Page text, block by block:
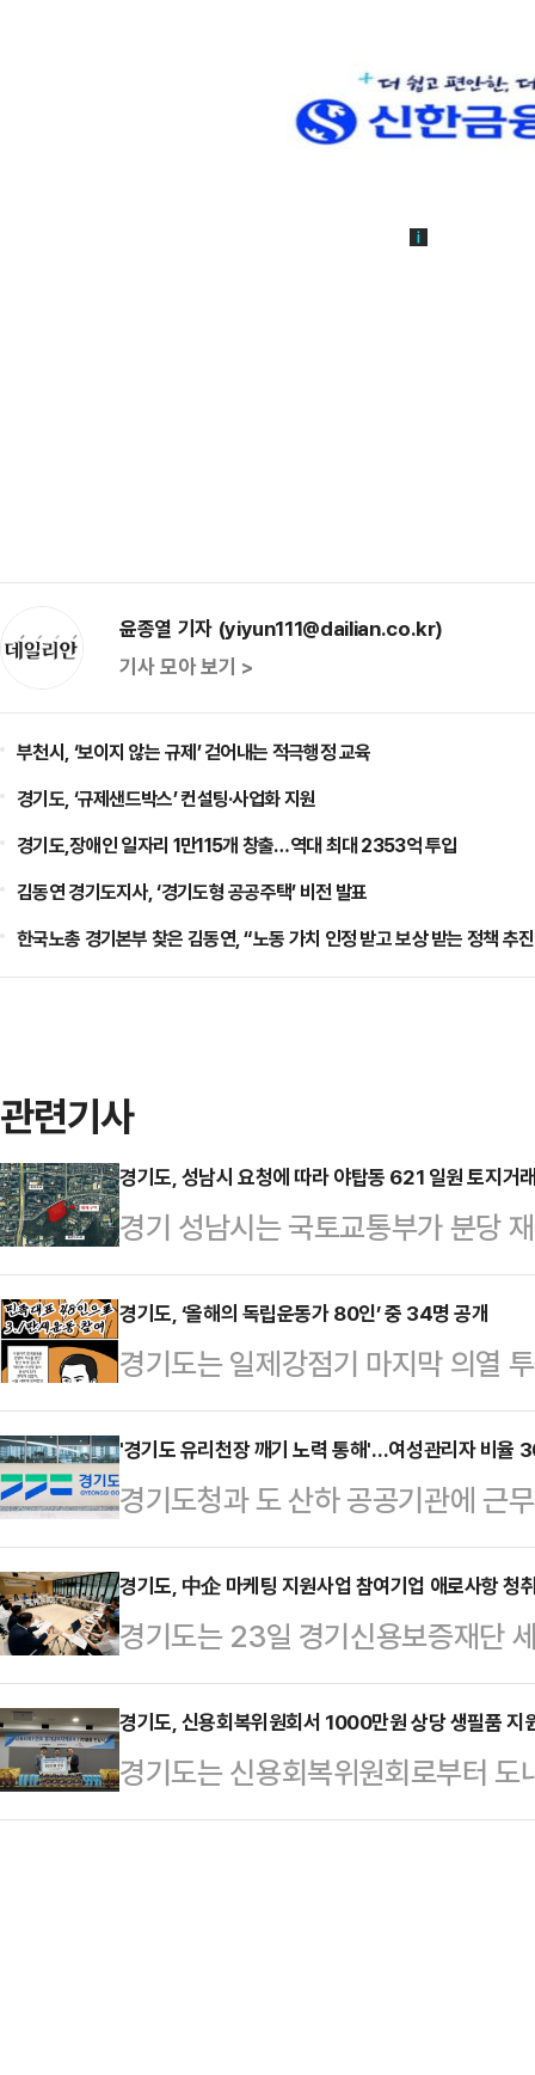
윤종열 기자 (yiyun111@dailian.co.kr)
기사 모아 보기 >
부천시, ‘보이지 않는 규제’ 걷어내는 적극행정 교육
경기도, ‘규제샌드박스’ 컨설팅·사업화 지원
경기도,장애인 일자리 1만115개 창출…역대 최대 2353억 투입
김동연 경기도지사, ‘경기도형 공공주택’ 비전 발표
한국노총 경기본부 찾은 김동연, “노동 가치 인정 받고 보상 받는 정책 추
관련기사
경기도, 성남시 요청에 따라 야탑동 621 일원 토지거
경기 성남시는 국토교통부가 분당
동 621번지 일원(면적 0.03㎢)이
해제됐다고 24일 밝혔다.해당 구
주단지 계획에 따른 부동산 투기 수
로 지정된 바 있다.이후 성남시는
등을 고려해 국토교통부에 조성계
획도시 정비 기본계획'을 근거로 경
이 같은 요청이 반…
경기도, ‘올해의 독립운동가 80인’ 중 34명 공개
경기도는 일제강점기 마지막 의열
해 ‘올해의 독립운동가 80인’ 가운
두 77명이 공개됐으며, 마지막 3명
주년 기념사업으로 광복회 경기도
경기도 지역 독립유공자 중 80인을
있다. 이번 공개는 삼일절 기념식,
의 날에 이은 네 번째 공개다.부민
에 다다…
'경기도 유리천장 깨기 노력 통해'…여성관리자 비율
경기도청과 도 산하 공공기관에 근
면서 민선 8기 경기도가 추진했던
나타났다.24일 도에 따르면지난달
공무원 비율은 31.5% △공공기관
(각각 30%, 35%)를 초과 달성했
한 ‘공공부문 여성 관리자 비율 확
달성한 것으로, 성별과 관계없이 역
했다.…
경기도, 中企 마케팅 지원사업 참여기업 애로사항 청
경기도는 23일 경기신용보증재단
재로 ‘중소기업마케팅 지원사업 참
로사항을 청취하고 실질적인 지원
소기업의 마케팅 애로사항과 건의
이다.이날 정두석 경제실장을 비롯
경기도, 신용회복위원회서 1000만원 상당 생필품 지
경기도는 신용회복위원회로부터
의 생필품을 전달 받았다고 23일